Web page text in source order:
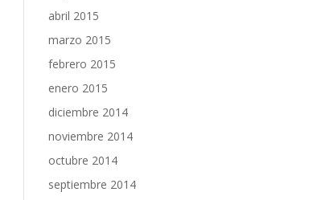
abril 2015
marzo 2015
febrero 2015
enero 2015
diciembre 2014
noviembre 2014
octubre 2014
septiembre 2014